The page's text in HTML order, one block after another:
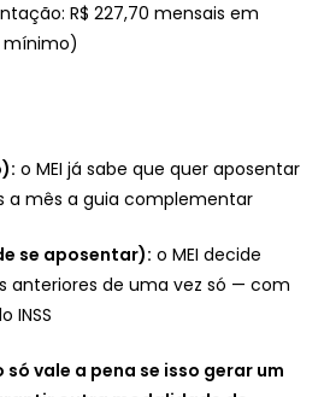
R$ 227,70 mensais em
mínimo)
o MEI já sabe que quer aposentar
a mês a guia complementar
se aposentar): o MEI decide
anteriores de uma vez só — com
INSS
vale a pena se isso gerar um